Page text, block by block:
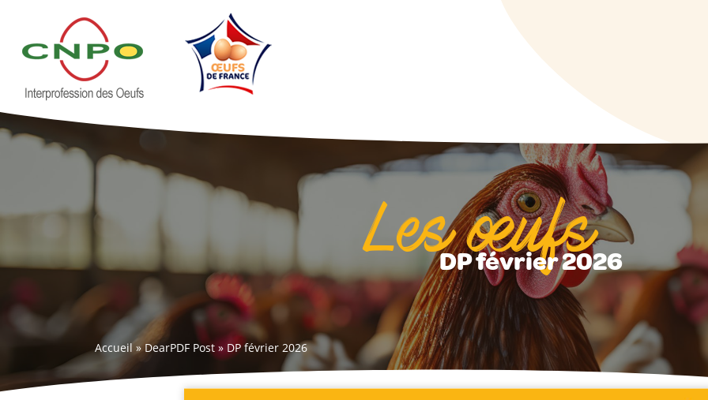
Les œufs
DP février 2026
Accueil»DearPDF Post » DP février 2026